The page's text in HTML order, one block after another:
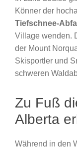
Könner der
Tiefschnee-
Village wenden.
der Mount
Skisportler und
schweren
Zu Fuß
Alberta
Während in den